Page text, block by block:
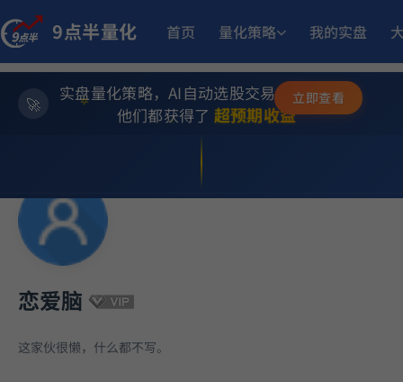
9点半量化 首页 量化策略 我的实盘
✨
💫
⭐
实盘量化策略，AI自动选股交易，躺赚模式
他们都获得了 超预期收益
5月18日开始实盘 小市值_ETF轮动_双龙出海 收益
6月5日开始实盘 小市值_ETF轮动_双龙出海 收益
稳健黑马精选量化策略
6月15日开始实盘
5月21日开始实盘 MACD顶背离成长优选量化策略
立即查看
恋爱脑
这家伙很懒，什么都不写。